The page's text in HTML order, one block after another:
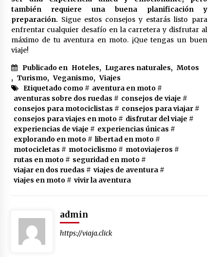
también requiere una buena planificación y
preparación. Sigue estos consejos y estarás listo para
enfrentar cualquier desafío en la carretera y disfrutar al
máximo de tu aventura en moto. ¡Que tengas un buen
viaje!
Publicado en Hoteles, Lugares naturales, Motos
, Turismo, Veganismo, Viajes
Etiquetado como # aventura en moto#
aventuras sobre dos ruedas # consejos de viaje #
consejos para motociclistas # consejos para viajar#
consejos para viajes en moto# disfrutar del viaje #
experiencias de viaje # experiencias únicas #
explorando en moto# libertad en moto#
motocicletas # motociclismo# motoviajeros #
rutas en moto# seguridad en moto#
viajar en dos ruedas # viajes de aventura#
viajes en moto# vivir la aventura
admin
https://viaja.click